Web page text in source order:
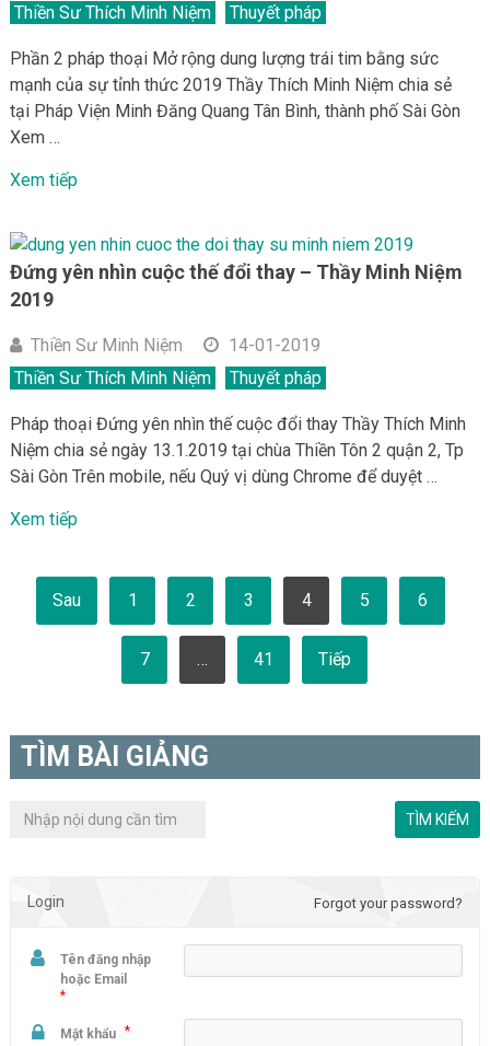
Thiền Sư Thích Minh Niệm
Thuyết pháp
Phần 2 pháp thoại Mở rộng dung lượng trái tim bằng sức
mạnh của sự tỉnh thức 2019 Thầy Thích Minh Niệm chia sẻ
tại Pháp Viện Minh Đăng Quang Tân Bình, thành phố Sài Gòn
Xem …
Xem tiếp
Đứng yên nhìn cuộc thế đổi thay – Thầy Minh Niệm
2019
Thiền Sư Minh Niệm
14-01-2019
Thiền Sư Thích Minh Niệm
Thuyết pháp
Pháp thoại Đứng yên nhìn thế cuộc đổi thay Thầy Thích Minh
Niệm chia sẻ ngày 13.1.2019 tại chùa Thiền Tôn 2 quận 2, Tp
Sài Gòn Trên mobile, nếu Quý vị dùng Chrome để duyệt …
Xem tiếp
Phân
trang
bài
Sau 1 2 3 4 5 6
7 … 41 Tiếp
TÌM BÀI GIẢNG
Login Forgot your password?
Tên đăng nhập
hoặc Email
*
Mật khẩu *